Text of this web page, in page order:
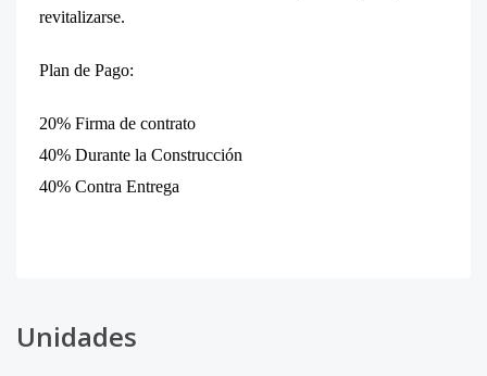
revitalizarse.
Plan de Pago:
20% Firma de contrato
40% Durante la Construcción
40% Contra Entrega
Unidades